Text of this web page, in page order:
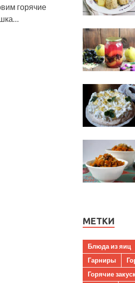
горячие
МЕТКИ
Блюда из яиц
Гарниры
Горячие